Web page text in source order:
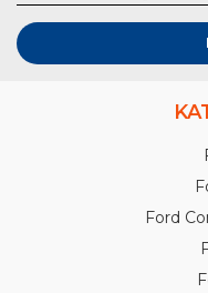
Ford